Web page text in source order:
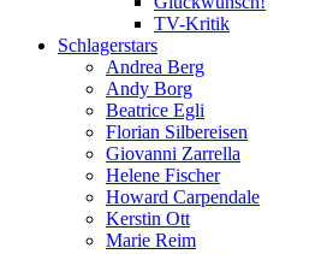
TV-Kritik
Schlagerstars
Andrea Berg
Andy Borg
Beatrice Egli
Florian Silbereisen
Giovanni Zarrella
Helene Fischer
Howard Carpendale
Kerstin Ott
Marie Reim